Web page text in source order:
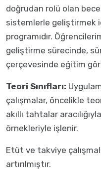
doğrudan rolü olan
sistemlerle geliştirmek
programıdır.
geliştirme sürecinde,
çerçevesinde eğitim
Teori Sınıfları:
çalışmalar, öncelikle
akıllı tahtalar
örnekleriyle işlenir.
Etüt ve takviye
artırılmıştır.